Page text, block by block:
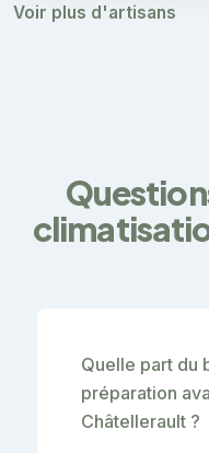
Voir plus d'artisans
Quelle part du
préparation
Châtellerault ?